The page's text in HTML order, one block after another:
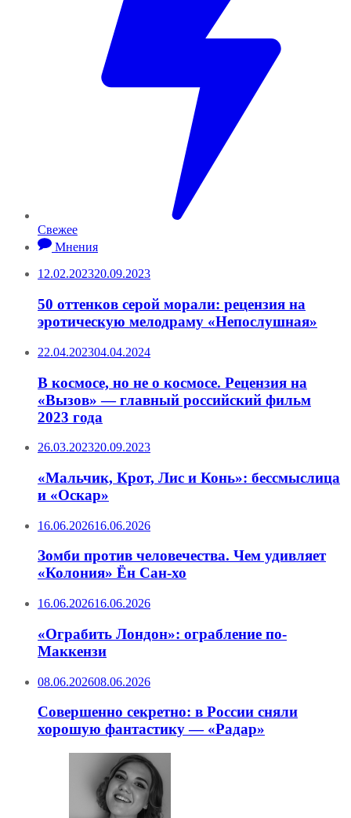
Свежее
Мнения
12.02.202320.09.2023
50 оттенков серой морали: рецензия на
эротическую мелодраму «Непослушная»
22.04.202304.04.2024
В космосе, но не о космосе. Рецензия на
«Вызов» — главный российский фильм
2023 года
26.03.202320.09.2023
«Мальчик, Крот, Лис и Конь»: бессмыслица
и «Оскар»
16.06.202616.06.2026
Зомби против человечества. Чем удивляет
«Колония» Ён Сан-хо
16.06.202616.06.2026
«Ограбить Лондон»: ограбление по-
Маккензи
08.06.202608.06.2026
Совершенно секретно: в России сняли
хорошую фантастику — «Радар»